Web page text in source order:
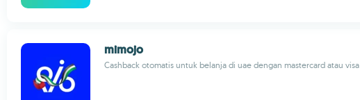
mimojo
Cashback otomatis untuk belanja di uae dengan mastercard atau visa